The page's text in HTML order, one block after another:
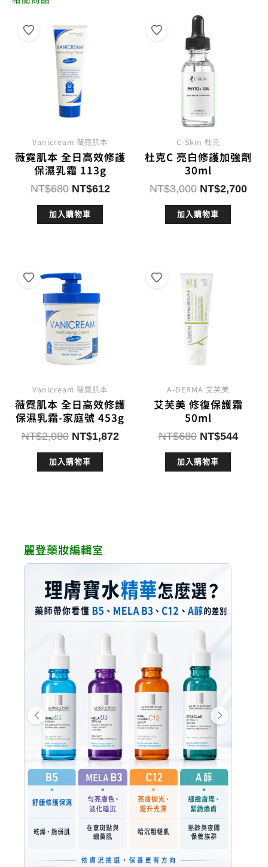
麗登藥妝編輯室
Vanicream 薇霓肌本
薇霓肌本 全日高效修護
保濕乳霜 113g
NT$680 原
始
價
NT$612目
加入購物車
C-Skin 杜克
杜克C 亮白修護加強劑
30ml
NT$3,000 原
始
價
NT$2,700目
加入購物車
Vanicream 薇霓肌本
薇霓肌本 全日高效修護
保濕乳霜-家庭號 453g
NT$2,080 原
始
價
NT$1,872目
加入購物車
A-DERMA 艾芙美
艾芙美 修復保護霜
50ml
NT$680 原
始
價
NT$544目
加入購物車